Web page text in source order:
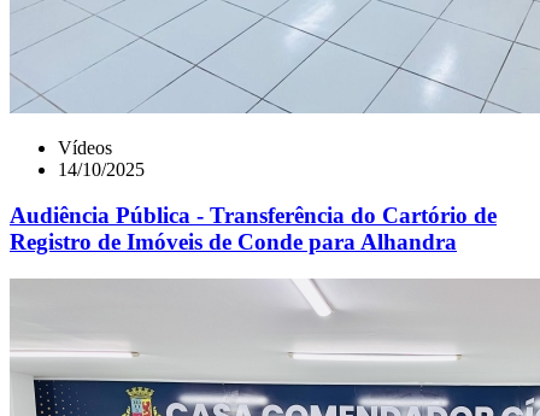
Vídeos
14/10/2025
Audiência Pública - Transferência do Cartório de
Registro de Imóveis de Conde para Alhandra